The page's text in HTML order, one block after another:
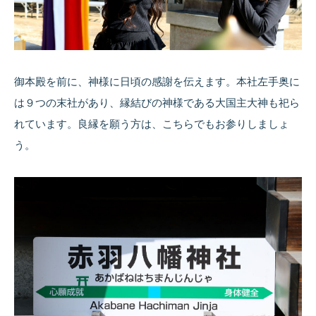
御本殿を前に、神様に日頃の感謝を伝えます。本社左手奥に
は９つの末社があり、縁結びの神様である大国主大神も祀ら
れています。良縁を願う方は、こちらでもお参りしましょ
う。